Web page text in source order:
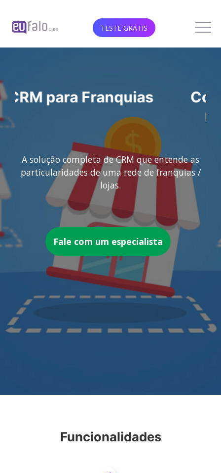
TESTE GRÁTIS
Como aumentar o ticket
médio dos clientes?
A solução completa de CRM que entende as
particularidades de uma rede de franquias /
lojas.
Fale com um especialista
Funcionalidades